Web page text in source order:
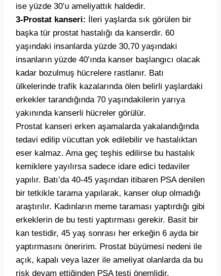
ise yüzde 30’u ameliyattık haldedir.
3-Prostat kanseri: İleri yaşlarda sık görülen bir
başka tür prostat hastalığı da kanserdir. 60
yaşındaki insanlarda yüzde 30,70 yaşındaki
insanların yüzde 40’ında kanser başlangıcı olacak
kadar bozulmuş hücrelere rastlanır. Batı
ülkelerinde trafik kazalarında ölen belirli yaşlardaki
erkekler tarandığında 70 yaşındakilerin yarıya
yakınında kanserli hücreler görülür.
Prostat kanseri erken aşamalarda yakalandığında
tedavi edilip vücuttan yok edilebilir ve hastalıktan
eser kalmaz. Ama geç teşhis edilirse bu hastalık
kemiklere yayılırsa sadece idare edici tedaviler
yapılır. Batı’da 40-45 yaşından itibaren PSA denilen
bir tetkikle tarama yapılarak, kanser olup olmadığı
araştırılır. Kadınların meme taraması yaptırdığı gibi
erkeklerin de bu testi yaptırması gerekir. Basit bir
kan testidir, 45 yaş sonrası her erkeğin 6 ayda bir
yaptırmasını öneririm. Prostat büyümesi nedeni ile
açık, kapalı veya lazer ile ameliyat olanlarda da bu
risk devam ettiğinden PSA testi önemlidir.